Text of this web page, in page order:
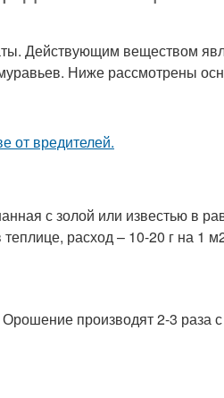
Действующим веществом
Ниже рассмотрены
с золой или известью в
расход – 10-20 г на 1
производят 2-3 раза